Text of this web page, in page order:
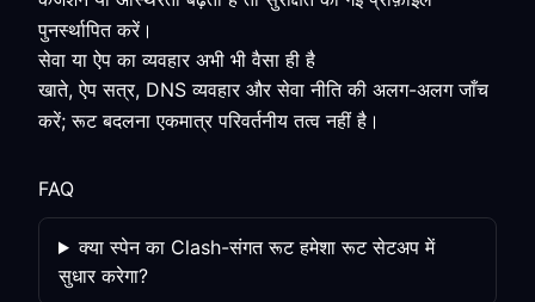
पुनर्स्थापित करें।
सेवा या ऐप का व्यवहार अभी भी वैसा ही है
खाते, ऐप सत्र, DNS व्यवहार और सेवा नीति की अलग-अलग जाँच
करें; रूट बदलना एकमात्र परिवर्तनीय तत्व नहीं है।
FAQ
क्या स्पेन का Clash-संगत रूट हमेशा रूट सेटअप में
सुधार करेगा?